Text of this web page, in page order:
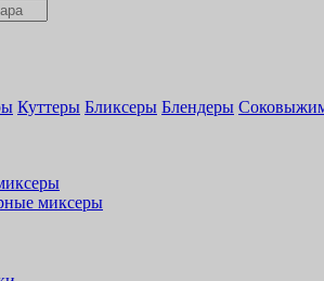
Куттеры Бликсеры Блендеры
миксеры